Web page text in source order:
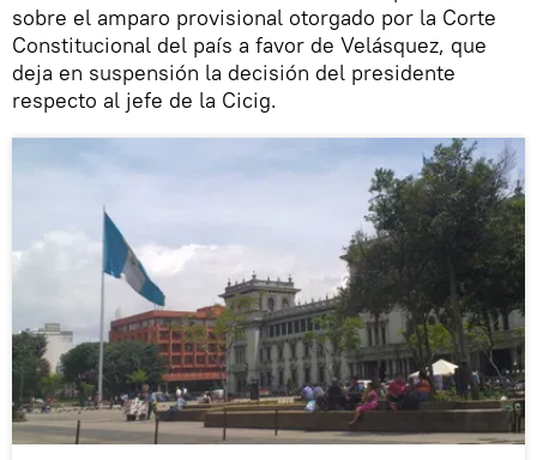
sobre el amparo provisional otorgado por la Corte
Constitucional del país a favor de Velásquez, que
deja en suspensión la decisión del presidente
respecto al jefe de la Cicig.